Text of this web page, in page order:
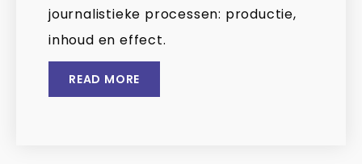
journalistieke processen: productie,
inhoud en effect.
READ MORE